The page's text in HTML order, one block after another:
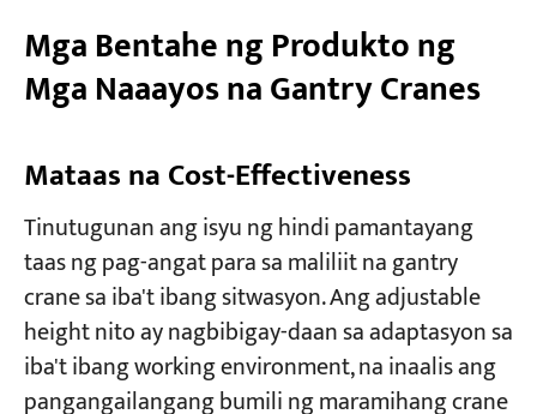
Mga Bentahe ng Produkto ng
Mga Naaayos na Gantry Cranes​
Mataas na Cost-Effectiveness
Tinutugunan ang isyu ng hindi pamantayang
taas ng pag-angat para sa maliliit na gantry
crane sa iba't ibang sitwasyon. Ang adjustable
height nito ay nagbibigay-daan sa adaptasyon sa
iba't ibang working environment, na inaalis ang
pangangailangang bumili ng maramihang crane